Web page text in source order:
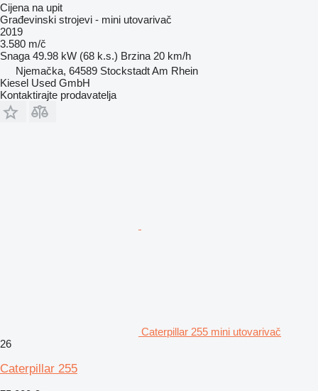
Cijena na upit
Građevinski strojevi - mini utovarivač
2019
3.580 m/č
Snaga 49.98 kW (68 k.s.) Brzina 20 km/h
Njemačka, 64589 Stockstadt Am Rhein
Kiesel Used GmbH
Kontaktirajte prodavatelja
Caterpillar 255 mini utovarivač
26
Caterpillar 255